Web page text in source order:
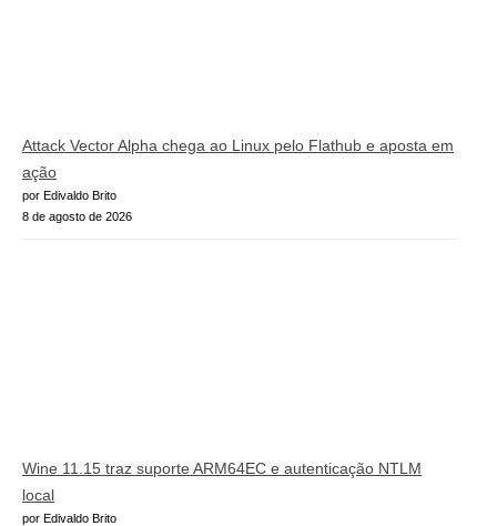
Attack Vector Alpha chega ao Linux pelo Flathub e aposta em
ação
por Edivaldo Brito
8 de agosto de 2026
Wine 11.15 traz suporte ARM64EC e autenticação NTLM
local
por Edivaldo Brito